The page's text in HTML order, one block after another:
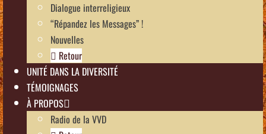
Dialogue interreligieux
“Répandez les Messages” !
Nouvelles
Retour
UNITÉ DANS LA DIVERSITÉ
TÉMOIGNAGES
À PROPOS
Radio de la VVD